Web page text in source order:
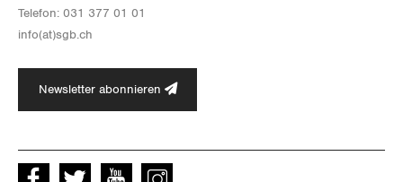
Te­le­fon: 031 377 01 01
info(at)​sgb.​ch
Newsletter abonnieren
Facebook Twitter Youtube instagram